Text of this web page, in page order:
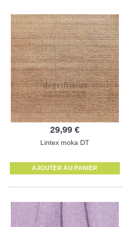
29,99 €
Lintex moka DT
AJOUTER AU PANIER